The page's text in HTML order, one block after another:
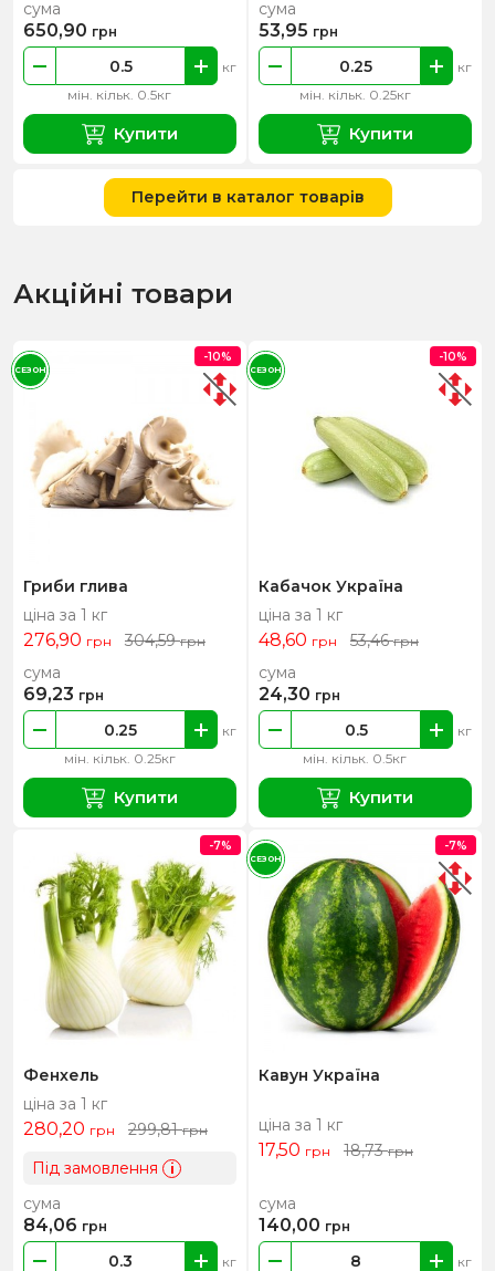
мін. кільк. 0.5кг
кг
сума
650,90 грн
Купити
мін. кільк. 0.25кг
кг
сума
53,95 грн
Купити
Перейти в каталог товарів
Акційні товари
Гриби глива
ціна за 1 кг
276,90 грн 304,59грн
мін. кільк. 0.25кг
кг
сума
69,23 грн
Купити
-10%
СЕЗОН
Кабачок Україна
ціна за 1 кг
48,60 грн 53,46грн
мін. кільк. 0.5кг
кг
сума
24,30 грн
Купити
-10%
СЕЗОН
Фенхель
ціна за 1 кг
280,20 грн 299,81грн
Під замовлення i
кг
сума
84,06 грн
-7%
Кавун Україна
ціна за 1 кг
17,50 грн 18,73грн
кг
сума
140,00 грн
-7%
СЕЗОН